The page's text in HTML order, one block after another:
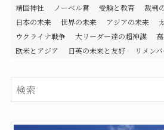
靖国神社
ノーベル賞 受験と教育 裁判
日本の未来
世界の未来 アジアの未来
ウクライナ戦争
大リーダー達の超神謀
欧米とアジア
日英の未来と友好 リメン